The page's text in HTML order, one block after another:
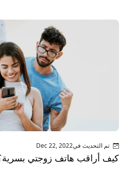
تم التحديث فيDec 22, 2022
كيف أراقب هاتف زوجتي